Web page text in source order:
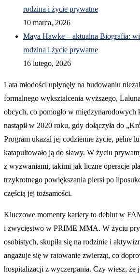
rodzina i życie prywatne
10 marca, 2026
Maya Hawke – aktualna Biografia:
rodzina i życie prywatne
16 lutego, 2026
Lata młodości upłynęły na budowaniu
formalnego wykształcenia wyższego,
obcych, co pomogło w międzynarodowych
nastąpił w 2020 roku, gdy dołączyła do
Program ukazał jej codzienne życie, pełne
katapultowało ją do sławy. W życiu
z wyzwaniami, takimi jak liczne operacje
trzykrotnego powiększania piersi po
częścią jej tożsamości.
Kluczowe momenty kariery to debiut w
i zwycięstwo w PRIME MMA. W życiu
osobistych, skupiła się na rodzinie i
angażuje się w ratowanie zwierząt, co
hospitalizacji z wyczerpania. Czy wiesz, że